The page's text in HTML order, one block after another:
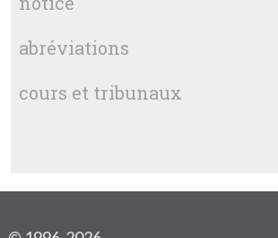
abréviations
cours et tribunaux